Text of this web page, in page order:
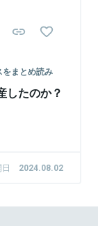
まとめ読み
したのか？
2024.08.02